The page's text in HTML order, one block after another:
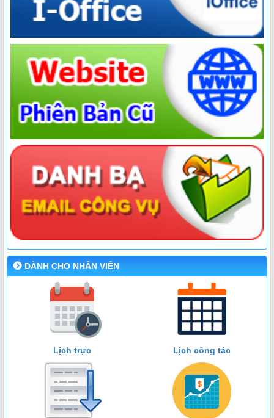
DÀNH CHO NHÂN VIÊN
Lịch trực Lịch công tác